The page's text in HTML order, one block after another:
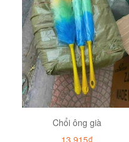
Chổi ông già